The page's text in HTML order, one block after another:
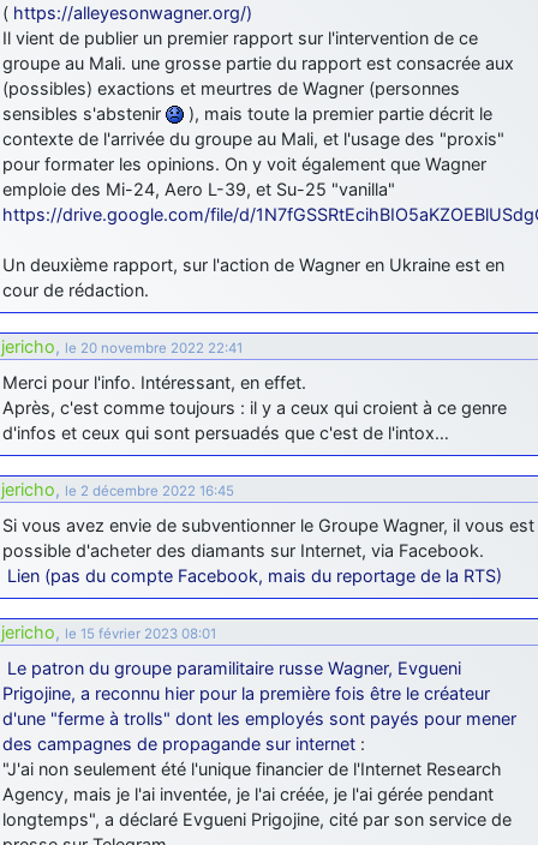
( https://alleyesonwagner.org/)
Il vient de publier un premier rapport sur l'intervention de ce
groupe au Mali. une grosse partie du rapport est consacrée aux
(possibles) exactions et meurtres de Wagner (personnes
sensibles s'abstenir
), mais toute la premier partie décrit le
contexte de l'arrivée du groupe au Mali, et l'usage des "proxis"
pour formater les opinions. On y voit également que Wagner
emploie des Mi-24, Aero L-39, et Su-25 "vanilla"
https://drive.google.com/file/d/
Un deuxième rapport, sur l'action de Wagner en Ukraine est en
cour de rédaction.
jericho, le 20 novembre 2022 22:41
Merci pour l'info. Intéressant, en effet.
Après, c'est comme toujours : il y a ceux qui croient à ce genre
d'infos et ceux qui sont persuadés que c'est de l'intox…
jericho, le 2 décembre 2022 16:45
Si vous avez envie de subventionner le Groupe Wagner, il vous est
possible d'acheter des diamants sur Internet, via Facebook.
Lien (pas du compte Facebook, mais du reportage de la RTS)
jericho, le 15 février 2023 08:01
Le patron du groupe paramilitaire russe Wagner, Evgueni
Prigojine, a reconnu hier pour la première fois être le créateur
d'une "ferme à trolls" dont les employés sont payés pour mener
des campagnes de propagande sur internet :
"J'ai non seulement été l'unique financier de l'Internet Research
Agency, mais je l'ai inventée, je l'ai créée, je l'ai gérée pendant
longtemps", a déclaré Evgueni Prigojine, cité par son service de